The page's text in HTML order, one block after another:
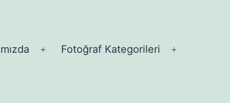
Menüyü
Fotoğraf Kategorileri